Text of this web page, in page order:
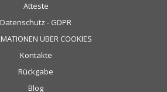
Atteste
Datenschutz - GDPR
ÜBER COOKIES
Kontakte
Rückgabe
Blog